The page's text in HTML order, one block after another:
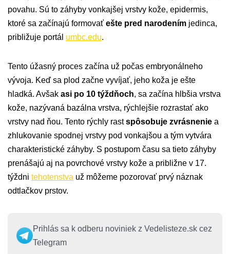
povahu. Sú to záhyby vonkajšej vrstvy kože, epidermis,
ktoré sa začínajú formovať ešte pred narodením jedinca,
približuje portál umbc.edu.
Tento úžasný proces začína už počas embryonálneho
vývoja. Keď sa plod začne vyvíjať, jeho koža je ešte
hladká. Avšak asi po 10 týždňoch, sa začína hlbšia vrstva
kože, nazývaná bazálna vrstva, rýchlejšie rozrastať ako
vrstvy nad ňou. Tento rýchly rastspôsobuje zvrásnenie a
zhlukovanie spodnej vrstvy pod vonkajšou a tým vytvára
charakteristické záhyby. S postupom času sa tieto záhyby
prenášajú aj na povrchové vrstvy kože a približne v 17.
týždni tehotenstva už môžeme pozorovať prvý náznak
odtlačkov prstov.
Prihlás sa k odberu noviniek z Vedelisteze.sk cez
Telegram